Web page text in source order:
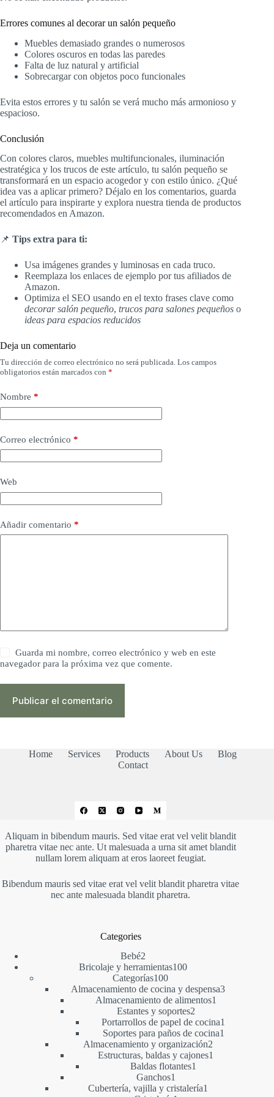
Errores comunes al decorar un salón pequeño
Muebles demasiado grandes o numerosos
Colores oscuros en todas las paredes
Falta de luz natural y artificial
Sobrecargar con objetos poco funcionales
Evita estos errores y tu salón se verá mucho más armonioso y
espacioso.
Conclusión
Con colores claros, muebles multifuncionales, iluminación
estratégica y los trucos de este artículo, tu salón pequeño se
transformará en un espacio acogedor y con estilo único. ¿Qué
idea vas a aplicar primero? Déjalo en los comentarios, guarda
el artículo para inspirarte y explora nuestra tienda de productos
recomendados en Amazon.
📌 Tips extra para ti:
Usa imágenes grandes y luminosas en cada truco.
Reemplaza los enlaces de ejemplo por tus afiliados de
Amazon.
Optimiza el SEO usando en el texto frases clave como
decorar salón pequeño, trucos para salones pequeños o
ideas para espacios reducidos
Deja un comentario
Tu dirección de correo electrónico no será publicada. Los campos
obligatorios están marcados con *
Nombre *
Correo electrónico *
Web
Añadir comentario *
Guarda mi nombre, correo electrónico y web en este
navegador para la próxima vez que comente.
Publicar el comentario
Home Services Products About Us
Blog
Contact
Aliquam in bibendum mauris. Sed vitae erat vel velit blandit
pharetra vitae nec ante. Ut malesuada a urna sit amet blandit
nullam lorem aliquam at eros laoreet feugiat.
Bibendum mauris sed vitae erat vel velit blandit pharetra vitae
nec ante malesuada blandit pharetra.
Categories
Bebé22
productos
Bricolaje y herramientas100100
Categorías100100
productos
Almacenamiento de cocina y despensa33
Almacenamiento de alimentos1
Estantes y soportes22
productos
Portarrollos de papel de cocina1
Soportes para paños de cocina1
Almacenamiento y organización2
Estructuras, baldas y cajones1
Baldas flotantes1
Ganchos1
producto
Cubertería, vajilla y cristalería1